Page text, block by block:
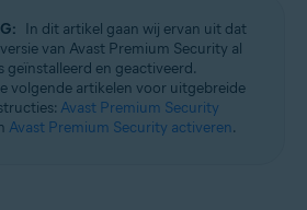
In dit artikel gaan wij ervan uit dat
van Avast Premium Security al
geïnstalleerd en geactiveerd.
volgende artikelen voor uitgebreide
Avast Premium Security
Avast Premium Security activeren.